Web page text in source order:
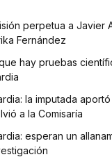
perpetua a Javier
Fernández
hay pruebas
la imputada
a la Comisaría
esperan un